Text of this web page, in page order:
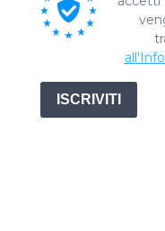
ISCRIVITI